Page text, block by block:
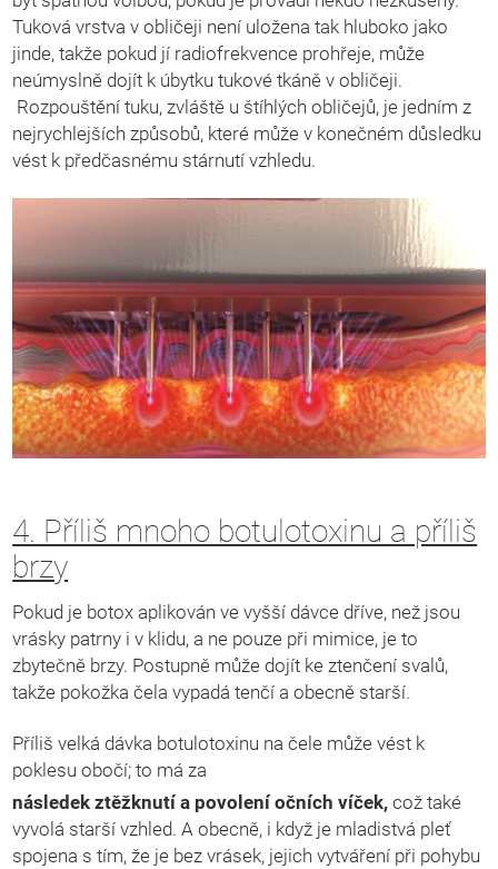
Tuková vrstva v obličeji není uložena tak hluboko jako
jinde, takže pokud jí radiofrekvence prohřeje, může
neúmyslně dojít k úbytku tukové tkáně v obličeji.
Rozpouštění tuku, zvláště u štíhlých obličejů, je jedním z
nejrychlejších způsobů, které může v konečném důsledku
vést k předčasnému stárnutí vzhledu.
4. Příliš mnoho botulotoxinu a příliš
brzy
Pokud je botox aplikován ve vyšší dávce dříve, než jsou
vrásky patrny i v klidu, a ne pouze při mimice, je to
zbytečně brzy. Postupně může dojít ke ztenčení svalů,
takže pokožka čela vypadá tenčí a obecně starší.
Příliš velká dávka botulotoxinu na čele může vést k
poklesu obočí; to má za
následek ztěžknutí a povolení očních víček, což také
vyvolá starší vzhled. A obecně, i když je mladistvá pleť
spojena s tím, že je bez vrásek, jejich vytváření při pohybu